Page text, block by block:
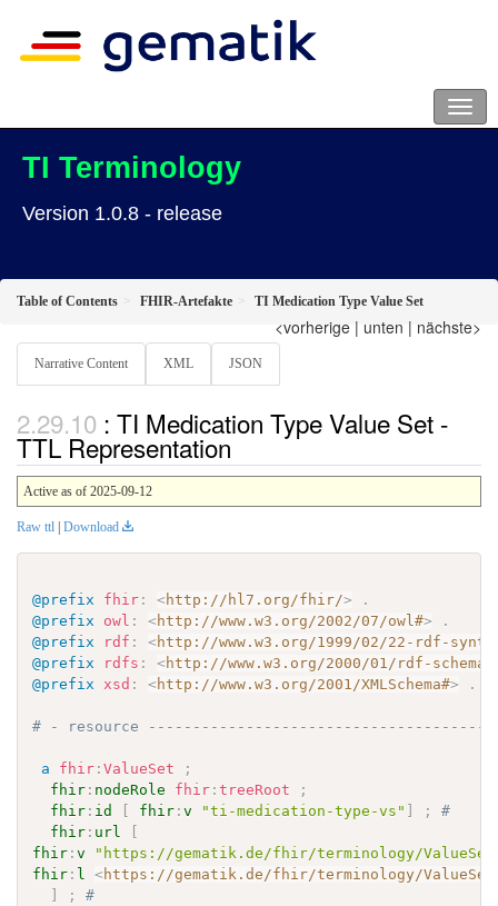
TI Terminology
Version 1.0.8 - release
Table of Contents FHIR-Artefakte TI Medication Type Value Set
<vorherige | unten | nächste>
Narrative Content XML JSON
: TI Medication Type Value Set -
TTL Representation
Active as of 2025-09-12
Raw ttl | Download
@prefix fhir : <http://hl7.org/fhir/>
.
@prefix
owl : <http://www.w3.org/2002/07/owl#>
.
@prefix
rdf : <http://www.w3.org/1999/02/22-rdf-
@prefix
rdfs : <http://www.w3.org/2000/01/rdf-schema#
@prefix
xsd : <http://www.w3.org/2001/XMLSchema#> .
# - resource
a fhir :ValueSet
;
fhir : nodeRole fhir :treeRoot
;
fhir : id fhir :v "ti-medication-type-vs" ;
#
fhir : url
fhir :v
"https://gematik.de/fhir/terminology/
fhir : l <https://gematik.de/fhir/terminology/
;
#